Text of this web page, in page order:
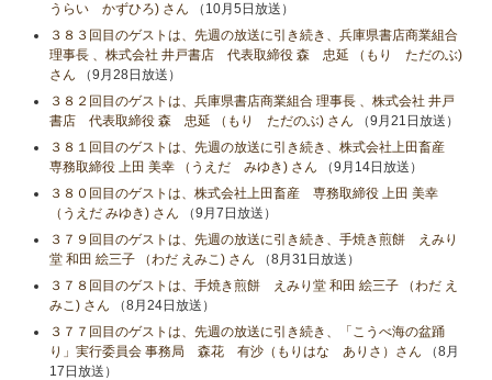
うらい かずひろ) さん （10月5日放送）
３８３回目のゲストは、先週の放送に引き続き、兵庫県書店商業組合
理事長 、株式会社 井戸書店 代表取締役 森 忠延 （もり ただのぶ)
さん （9月28日放送）
３８２回目のゲストは、兵庫県書店商業組合 理事長 、株式会社 井戸
書店 代表取締役 森 忠延 （もり ただのぶ) さん （9月21日放送）
３８１回目のゲストは、先週の放送に引き続き、株式会社上田畜産
専務取締役 上田 美幸 （うえだ みゆき) さん （9月14日放送）
３８０回目のゲストは、株式会社上田畜産 専務取締役 上田 美幸
（うえだ みゆき) さん （9月7日放送）
３７９回目のゲストは、先週の放送に引き続き、手焼き煎餅 えみり
堂 和田 絵三子 （わだ えみこ) さん （8月31日放送）
３７８回目のゲストは、手焼き煎餅 えみり堂 和田 絵三子 （わだ え
みこ) さん （8月24日放送）
３７７回目のゲストは、先週の放送に引き続き、「こうべ海の盆踊
り」実行委員会 事務局 森花 有沙（もりはな ありさ）さん （8月
17日放送）